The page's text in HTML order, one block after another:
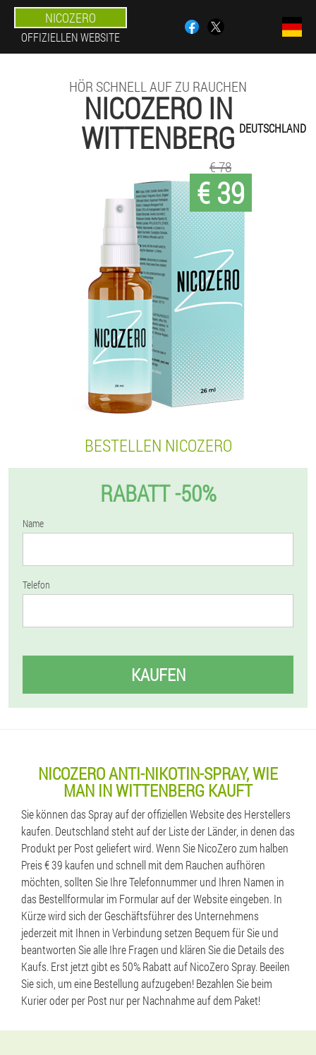
NICOZERO
OFFIZIELLEN WEBSITE
HÖR SCHNELL AUF ZU RAUCHEN
NICOZERO IN
WITTENBERG DEUTSCHLAND
€ 39
€ 78
BESTELLEN NICOZERO
RABATT -50%
Name
Telefon
KAUFEN
NICOZERO ANTI-NIKOTIN-SPRAY, WIE
MAN IN WITTENBERG KAUFT
Sie können das Spray auf der offiziellen Website des Herstellers
kaufen. Deutschland steht auf der Liste der Länder, in denen das
Produkt per Post geliefert wird. Wenn Sie NicoZero zum halben
Preis € 39 kaufen und schnell mit dem Rauchen aufhören
möchten, sollten Sie Ihre Telefonnummer und Ihren Namen in
das Bestellformular im Formular auf der Website eingeben. In
Kürze wird sich der Geschäftsführer des Unternehmens
jederzeit mit Ihnen in Verbindung setzen Bequem für Sie und
beantworten Sie alle Ihre Fragen und klären Sie die Details des
Kaufs. Erst jetzt gibt es 50% Rabatt auf NicoZero Spray. Beeilen
Sie sich, um eine Bestellung aufzugeben! Bezahlen Sie beim
Kurier oder per Post nur per Nachnahme auf dem Paket!